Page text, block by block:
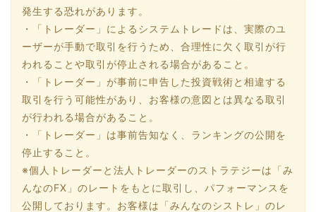
発生する恐れがあります。
・「トレーダー」によるシステムトレードは、実際のユ
ーザーが手動で取引を行うため、合理性に欠く取引が行
われることや取引が停止される場合があること。
・「トレーダー」が事前に申告した投資戦術と相違する
取引を行う可能性があり、お客様の意図とは異なる取引
が行われる場合があること。
・「トレーダー」は事前告知なく、ランキングの公開を
停止すること。
※個人トレーダーと法人トレーダーのストラテジーは「み
んなのFX」のレートをもとに取引し、パフォーマンスを
公開しております。お客様は「みんなのシストレ」のレ